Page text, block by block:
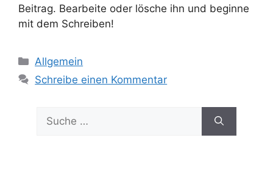
Beitrag. Bearbeite oder lösche ihn und beginne
mit dem Schreiben!
Kategorien
Allgemein
Schreibe einen Kommentar
nach: